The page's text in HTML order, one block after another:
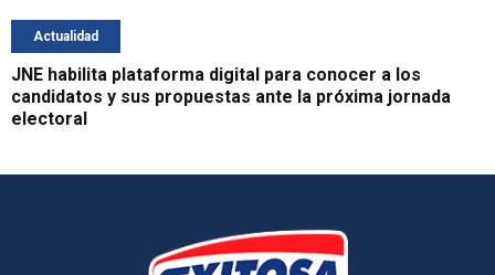
Actualidad
JNE habilita plataforma digital para conocer a los
candidatos y sus propuestas ante la próxima jornada
electoral